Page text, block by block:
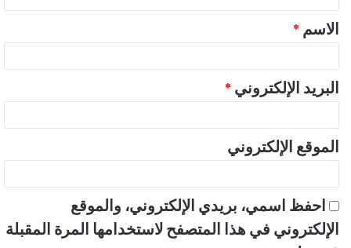
ق
*
الاسم *
البريد الإلكتروني *
الموقع الإلكتروني
احفظ اسمي، بريدي الإلكتروني، والموقع
الإلكتروني في هذا المتصفح لاستخدامها المرة المقبلة